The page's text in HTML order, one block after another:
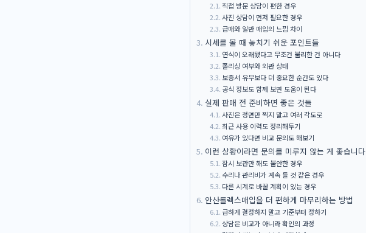
직접 방문 상담이 편한 경우
사진 상담이 먼저 필요한 경우
급매와 일반 매입의 느낌 차이
시세를 볼 때 놓치기 쉬운 포인트들
연식이 오래됐다고 무조건 불리한 건 아니다
폴리싱 여부와 외관 상태
보증서 유무보다 더 중요한 순간도 있다
공식 정보도 함께 보면 도움이 된다
실제 판매 전 준비하면 좋은 것들
사진은 정면만 찍지 말고 여러 각도로
최근 사용 이력도 정리해두기
여유가 있다면 비교 문의도 해보기
이런 상황이라면 문의를 미루지 않는 게 좋습니다
잠시 보관만 해도 불안한 경우
수리나 관리비가 계속 들 것 같은 경우
다른 시계로 바꿀 계획이 있는 경우
안산롤렉스매입을 더 편하게 마무리하는 방법
급하게 결정하지 말고 기준부터 정하기
상담은 비교가 아니라 확인의 과정